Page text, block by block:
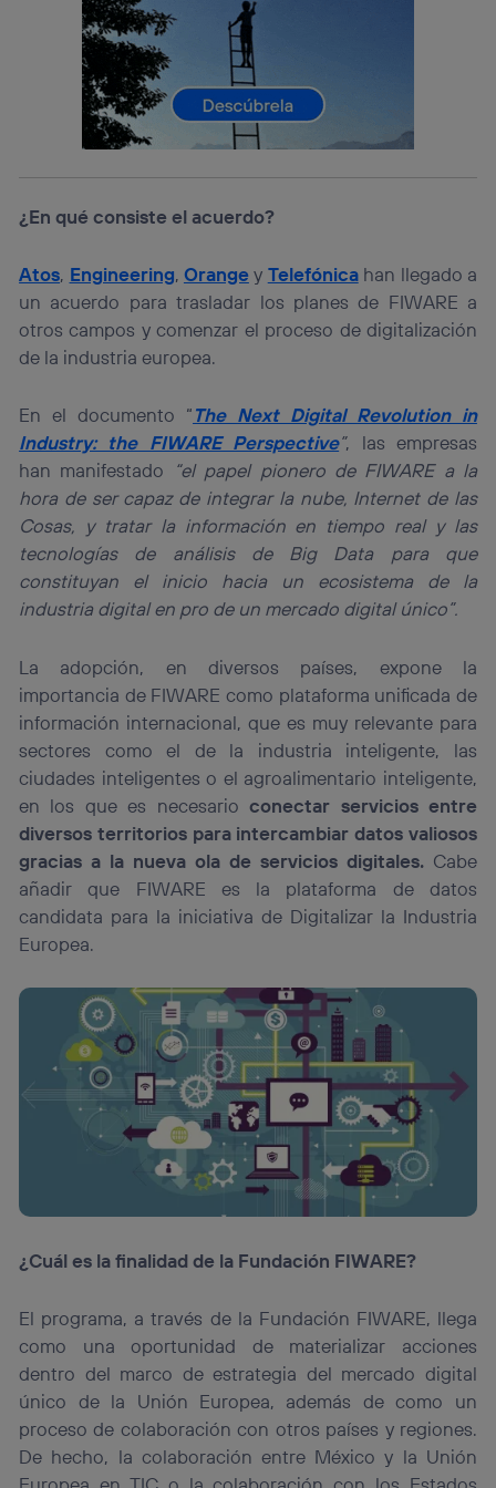
¿En qué consiste el acuerdo?
Atos, Engineering, Orangey Telefónicahan llegado a
un acuerdo para trasladar los planes de FIWARE a
otros campos y comenzar el proceso de digitalización
de la industria europea.
En el documento “The Next Digital Revolution in
Industry: the FIWARE Perspective”, las empresas
han manifestado
“el papel pionero de FIWARE a la
hora de ser capaz de integrar la nube, Internet de las
Cosas, y tratar la información en tiempo real y las
tecnologías de análisis de Big Data para que
constituyan el inicio hacia un ecosistema de la
industria digital en pro de un mercado digital único”.
La adopción, en diversos países, expone la
importancia de FIWARE como plataforma unificada de
información internacional, que es muy relevante para
sectores como el de la industria inteligente, las
ciudades inteligentes o el agroalimentario inteligente,
en los que es necesarioconectar servicios entre
diversos territorios para intercambiar datos valiosos
gracias a la nueva ola de servicios digitales. Cabe
añadir que FIWARE es la plataforma de datos
candidata para la iniciativa de Digitalizar la Industria
Europea.
¿Cuál es la finalidad de la Fundación FIWARE?
El programa, a través de la Fundación FIWARE, llega
como una oportunidad de materializar acciones
dentro del marco de estrategia del mercado digital
único de la Unión Europea, además de como un
proceso de colaboración con otros países y regiones.
De hecho, la colaboración entre México y la Unión
Este identificador se asigna a la conexión de internet, por
lo que cualquier persona que conecte su dispositivo y
consienta el uso de la tecnología recibirá el mismo
identificador. Típicamente:
Si utilizas una
conexión de banda ancha
el marketing o análisis se realizará en función de las
que hayan dado su consentimiento.
Si utilizas datos móviles , el marketing será más
personalizado, ya que se basará únicamente en la
Puedes gestionar los consentimientos Utiq seleccionando
“Administrar Utiq” en la parte inferior de esta página web o
visitando el portal de privacidad de Utiq
(“consenthub”). Para más información, consulta
la política de privacidad de Utiq